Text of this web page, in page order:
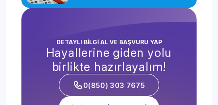
DETAYLI BİLGİ AL VE BAŞVURU YAP
Hayallerine giden yolu
birlikte hazırlayalım!
0(850) 303 7675